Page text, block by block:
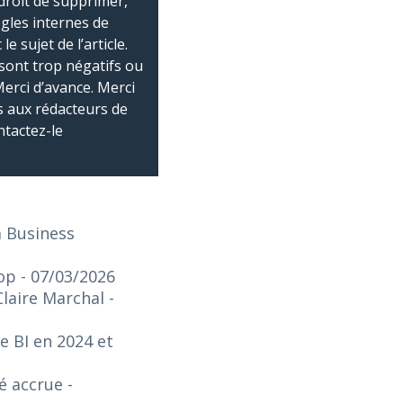
internes de
sujet de l’article.
trop négatifs ou
d’avance. Merci
rédacteurs de
le
- 07/03/2026
Marchal -
BI en 2024 et
accrue -